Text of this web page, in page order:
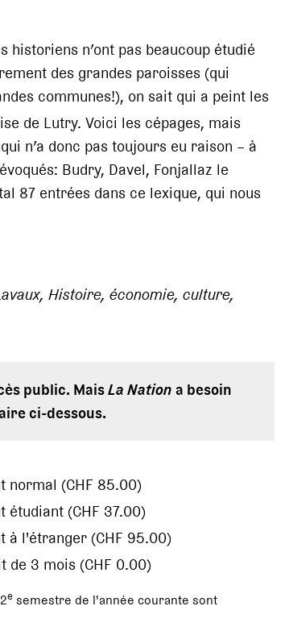
historiens n’ont pas beaucoup étudié
des grandes paroisses (qui
communes!), on sait qui a peint les
de Lutry. Voici les cépages, mais
n’a donc pas toujours eu raison – à
Budry, Davel, Fonjallaz le
87 entrées dans ce lexique, qui nous
Histoire, économie, culture,
public. MaisLa Nationa besoin
ci-dessous.
normal (CHF 85.00)
étudiant (CHF 37.00)
à l'étranger (CHF 95.00)
de 3 mois (CHF 0.00)
e semestre de l'année courante sont